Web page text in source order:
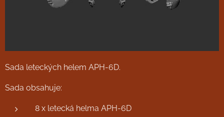
Sada leteckých helem APH-6D.
Sada obsahuje:
8 x letecká helma APH-6D